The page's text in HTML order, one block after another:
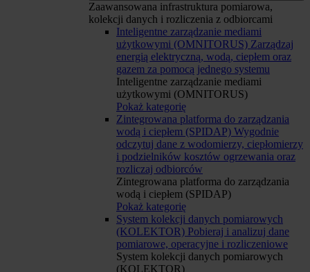
Zaawansowana infrastruktura pomiarowa,
kolekcji danych i rozliczenia z odbiorcami
Inteligentne zarządzanie mediami
użytkowymi (OMNITORUS) Zarządzaj
energią elektryczną, wodą, ciepłem oraz
gazem za pomocą jednego systemu
Inteligentne zarządzanie mediami
użytkowymi (OMNITORUS)
Pokaż kategorię
Zintegrowana platforma do zarządzania
wodą i ciepłem (SPIDAP) Wygodnie
odczytuj dane z wodomierzy, ciepłomierzy
i podzielników kosztów ogrzewania oraz
rozliczaj odbiorców
Zintegrowana platforma do zarządzania
wodą i ciepłem (SPIDAP)
Pokaż kategorię
System kolekcji danych pomiarowych
(KOLEKTOR) Pobieraj i analizuj dane
pomiarowe, operacyjne i rozliczeniowe
System kolekcji danych pomiarowych
(KOLEKTOR)